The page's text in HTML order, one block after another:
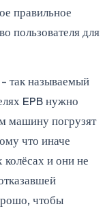
правильное
пользователя для
так называемый
EPB нужно
машину погрузят
что иначе
и они не
чтобы